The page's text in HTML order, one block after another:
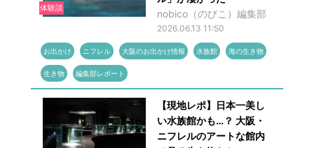
体験談
nobico（のびこ）編集部
2026.06.13 11:50
お出かけ ニフレル 大阪のお出かけ情報 水族館 海の生き物
生き物 編集部レポート
【現地レポ】日本一美し
い水族館かも…？ 大阪・
ニフレルのアートな館内